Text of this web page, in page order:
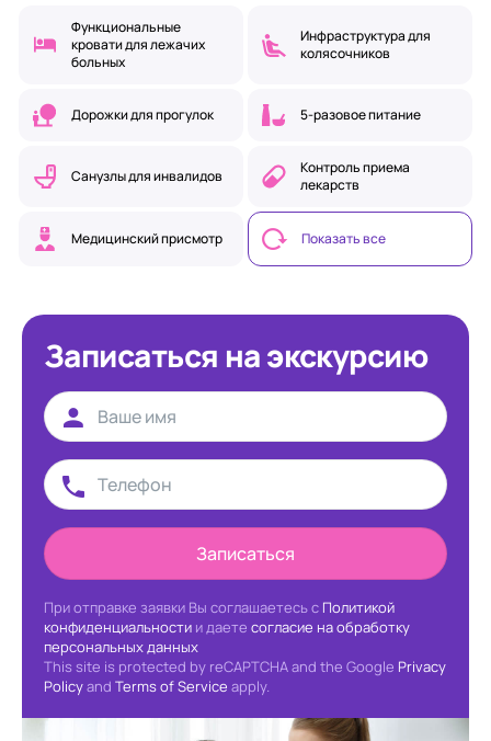
Функциональные
кровати для лежачих
больных
Инфраструктура для
колясочников
Дорожки для прогулок 5-разовое питание
Санузлы для инвалидов
Контроль приема
лекарств
Медицинский присмотр Показать все
Записаться на экскурсию
Записаться
При отправке заявки Вы соглашаетесь с Политикой
конфиденциальности и даете согласие на обработку
персональных данных
This site is protected by reCAPTCHA and the Google Privacy
Policyand Terms of Service apply.